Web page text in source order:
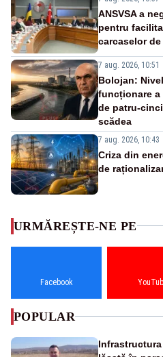
ANSVSA a
pentru
carcaselor
7 aug. 2026, 10:51
Bolojan:
funcționare a
de patru-
scădea
7 aug. 2026, 10:43
Criza din
de
URMĂREȘTE-NE PE
Facebook
POPULAR